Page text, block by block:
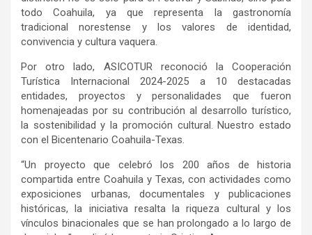
todo Coahuila, ya que representa la gastronomía
tradicional norestense y los valores de identidad,
convivencia y cultura vaquera.
Por otro lado, ASICOTUR reconoció la Cooperación
Turística Internacional 2024-2025 a 10 destacadas
entidades, proyectos y personalidades que fueron
homenajeadas por su contribución al desarrollo turístico,
la sostenibilidad y la promoción cultural. Nuestro estado
con el Bicentenario Coahuila-Texas.
“Un proyecto que celebró los 200 años de historia
compartida entre Coahuila y Texas, con actividades como
exposiciones urbanas, documentales y publicaciones
históricas, la iniciativa resalta la riqueza cultural y los
vínculos binacionales que se han prolongado a lo largo de